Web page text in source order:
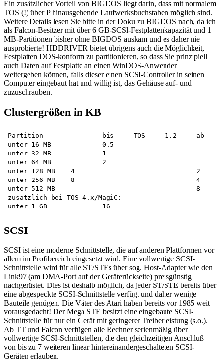
Ein zusätzlicher Vorteil von BIGDOS liegt darin, dass mit normalem
TOS (!) über P hinausgehende Laufwerksbuchstaben möglich sind.
Weitere Details lesen Sie bitte in der Doku zu BIGDOS nach, da ich
als Falcon-Besitzer mit über 6 GB-SCSl-Festplattenkapazität und 1
MB-Partitionen bisher ohne BIGDOS auskam und es daher nie
ausprobierte! HDDRIVER bietet übrigens auch die Möglichkeit,
Festplatten DOS-konform zu partitionieren, so dass Sie prinzipiell
auch Daten auf Festplatte an einen WinDOS-Anwender
weitergeben können, falls dieser einen SCSI-Controller in seinen
Computer eingebaut hat und willig ist, das Gehäuse auf- und
zuzuschrauben.
Clustergrößen in KB
Partition		bis	TOS	1.2	ab	TOS	1.4
unter 16 MB		0.5				0.5
unter 32 MB		1				0.5
unter 64 MB		2				1
unter 128 MB	4				2
unter 256 MB	8				4
unter 512 MB	-				8
zusätzlich bei TOS 4.x/MagiC:
SCSI
SCSI ist eine moderne Schnittstelle, die auf anderen Plattformen vor
allem im Profibereich eingesetzt wird. Eine vollwertige SCSI-
Schnittstelle wird für alle ST/STEs über sog. Host-Adapter wie den
Link97 (am DMA-Port auf der Geräterückseite) preisgünstig
nachgerüstet. Dies ist deshalb möglich, da jeder ST/STE bereits über
eine abgespeckte SCSI-Schnittstelle verfügt und daher wenige
Bauteile genügen. Die Väter des Atari haben bereits vor 1985 weit
vorausgedacht! Der Mega STE besitzt eine eingebaute SCSI-
Schnittstelle für nur ein Gerät mit geringerer Treiberleistung (s.o.).
Ab TT und Falcon verfügen alle Rechner serienmäßig über
vollwertige SCSI-Schnittstellen, die den gleichzeitigen Anschluß
von bis zu 7 weiteren linear hintereinandergeschalteten SCSI-
Geräten erlauben.